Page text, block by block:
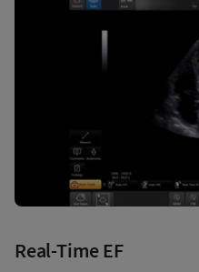
Real-Time EF